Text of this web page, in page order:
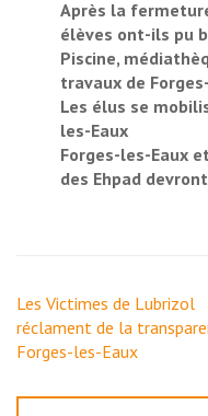
Après la
élèves ont-ils pu
Piscine,
travaux de
Les élus se
les-Eaux
Forges-les-Eaux
des Ehpad
Navigation
de
l’article
Les Victimes de Lubrizol
réclament de la
Forges-les-Eaux